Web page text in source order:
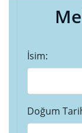
İsim:
Doğum